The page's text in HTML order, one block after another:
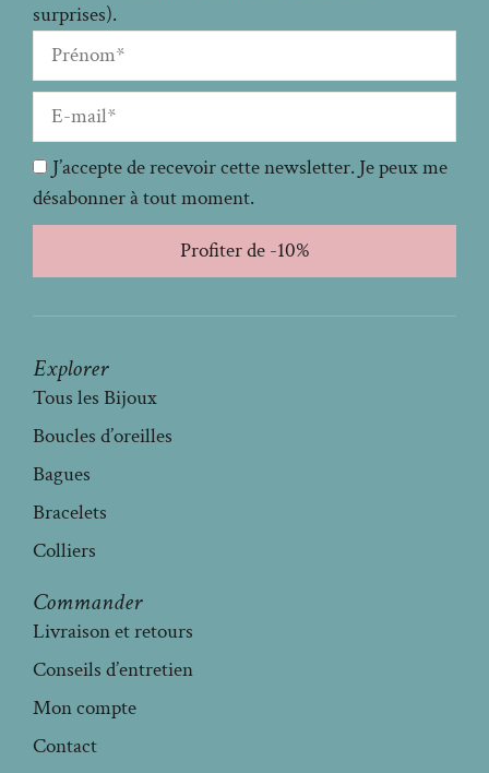
surprises).
J’accepte de recevoir cette newsletter. Je peux me
désabonner à tout moment.
Profiter de -10%
Explorer
Tous les Bijoux
Boucles d’oreilles
Bagues
Bracelets
Colliers
Commander
Livraison et retours
Conseils d’entretien
Mon compte
Contact